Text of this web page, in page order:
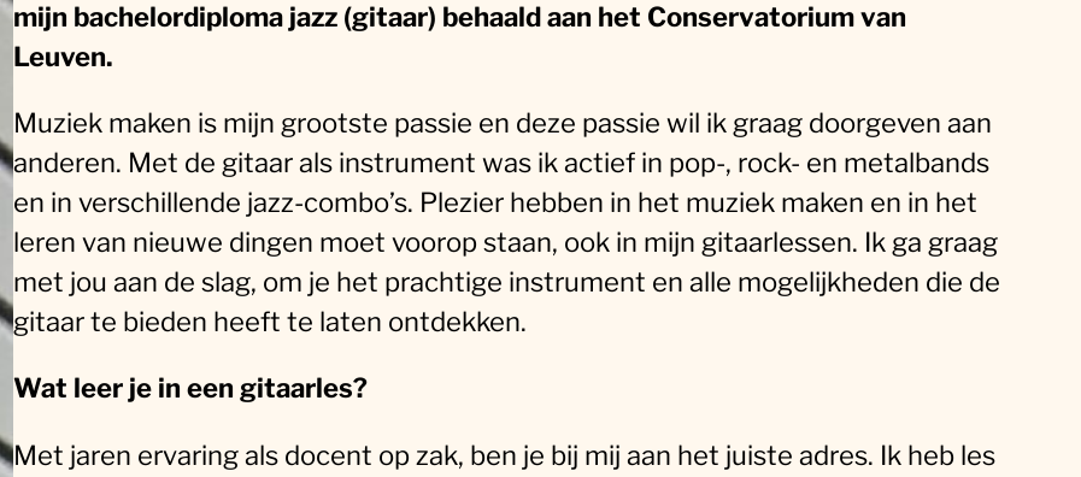
mijn bachelordiploma jazz (gitaar) behaald aan het Conservatorium van
Leuven.
Muziek maken is mijn grootste passie en deze passie wil ik graag doorgeven aan
anderen. Met de gitaar als instrument was ik actief in pop-, rock- en metalbands
en in verschillende jazz-combo’s. Plezier hebben in het muziek maken en in het
leren van nieuwe dingen moet voorop staan, ook in mijn gitaarlessen. Ik ga graag
met jou aan de slag, om je het prachtige instrument en alle mogelijkheden die de
gitaar te bieden heeft te laten ontdekken.
Wat leer je in een gitaarles?
Met jaren ervaring als docent op zak, ben je bij mij aan het juiste adres. Ik heb les